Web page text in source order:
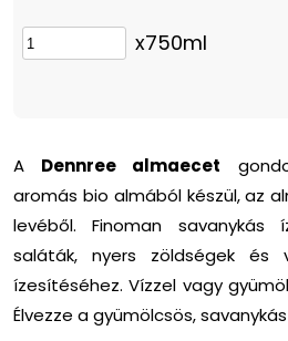
x750ml
A Dennree almaecet
aromás bio almából készül, az
levéből. Finoman savanykás
saláták, nyers zöldségek
ízesítéséhez. Vízzel vagy
Élvezze a gyümölcsös,